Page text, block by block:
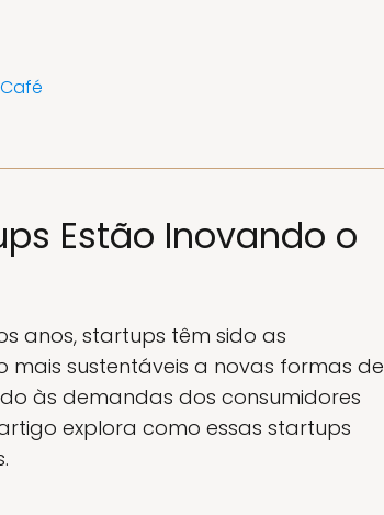
Estão Inovando o
anos, startups têm sido as
sustentáveis a novas formas de
às demandas dos consumidores
explora como essas startups